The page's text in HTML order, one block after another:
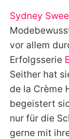
Sydney
vor allem
Erfolgsserie
Seither hat
de la Crème
begeistert
nur für die
gerne mit